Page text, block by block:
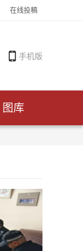
在线投稿
手机版
图库